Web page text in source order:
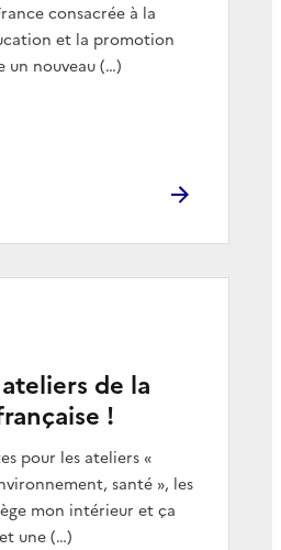
consacrée à la
et la promotion
un nouveau (…)
de la
!
pour les ateliers «
santé », les
mon intérieur et ça
une (…)